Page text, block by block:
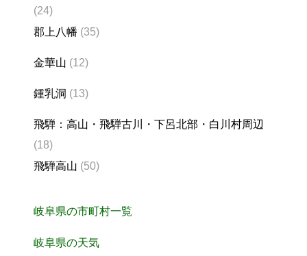
(24)
郡上八幡 (35)
金華山 (12)
鍾乳洞 (13)
飛騨：高山・飛騨古川・下呂北部・白川村周辺
(18)
飛騨高山 (50)
岐阜県の市町村一覧
岐阜県の天気